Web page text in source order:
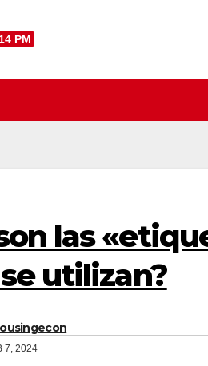
PM
las
utilizan?
7, 2024